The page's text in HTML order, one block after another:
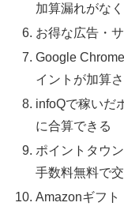
加算漏れがな
お得な広告・
Google
イントが加算
infoQで稼いだ
に合算できる
ポイントタウ
手数料無料で
Amazonギフ